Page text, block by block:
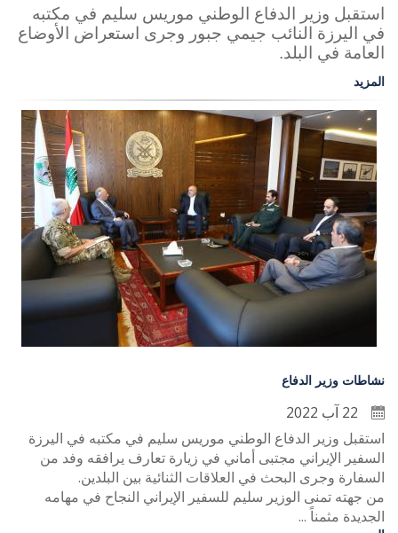
استقبل وزير الدفاع الوطني موريس سليم في مكتبه
في اليرزة النائب جيمي جبور وجرى استعراض الأوضاع
العامة في البلد.
المزيد
نشاطات وزير الدفاع
استقبل وزير الدفاع الوطني موريس سليم في مكتبه في اليرزة
السفير الإيراني مجتبى أماني في زيارة تعارف يرافقه وفد من
السفارة وجرى البحث في العلاقات الثنائية بين البلدين.
من جهته تمنى الوزير سليم للسفير الإيراني النجاح في مهامه
الجديدة مثمناً ...